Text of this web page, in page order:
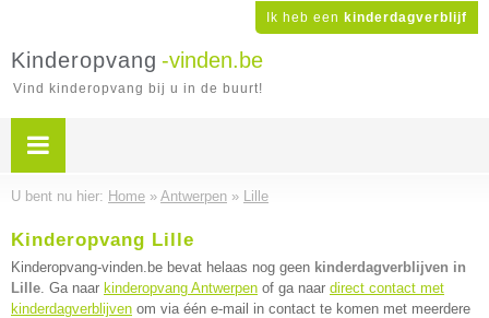
Ik heb een kinderdagverblijf
Kinderopvang -vinden.be
Vind kinderopvang bij u in de buurt!
U bent nu hier: Home » Antwerpen » Lille
Kinderopvang Lille
Kinderopvang-vinden.be bevat helaas nog geen kinderdagverblijven in
Lille. Ga naar kinderopvang Antwerpen of ga naar direct contact met
kinderdagverblijven om via één e-mail in contact te komen met meerdere